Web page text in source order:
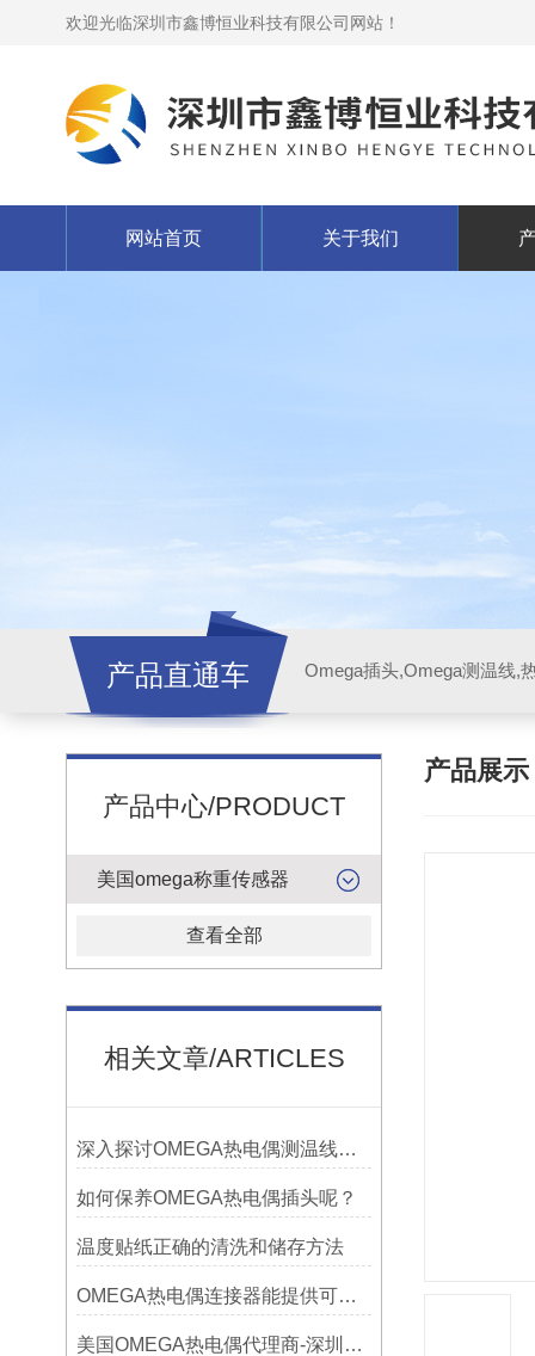
欢迎光临深圳市鑫博恒业科技有限公司网站！
网站首页 关于我们
产品直通车
产品中心/PRODUCT
美国omega称重传感器
查看全部
相关文章/ARTICLES
深入探讨OMEGA热电偶测温线的制作工艺
如何保养OMEGA热电偶插头呢？
温度贴纸正确的清洗和储存方法
OMEGA热电偶连接器能提供可靠的信号传输
美国OMEGA热电偶代理商-深圳鑫博恒业-热电偶测温感温线和插头插座连接器
产品展示